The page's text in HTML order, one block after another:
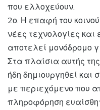
που ελλοχεύουν.
2ο. Η επαφή του κοινού
νέες τεχνολογίες και
αποτελεί μονόδρομο
Στα πλαίσια αυτής
ήδη δημιουργηθεί και
με περιεχόμενο που
πληροφόρηση